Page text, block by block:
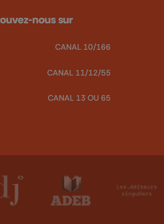
nous sur
CANAL 10/166
CANAL 11/12/55
CANAL 13 OU 65